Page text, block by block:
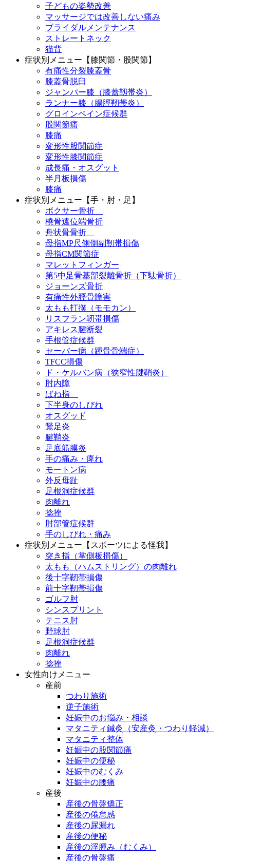
子どもの姿勢改善
マッサージでは改善しない痛み
ブライダルメンテナンス
ストレートネック
猫背
症状別メニュー【膝関節・股関節】
有痛性分裂膝蓋骨
膝蓋骨脱臼
ジャンパー膝（膝蓋靱帯炎）
ランナー膝（腸脛靭帯炎）
グロインペイン症候群
股関節痛
膝痛
変形性股関節症
変形性膝関節症
成長痛・オスグット
半月板損傷
膝痛
症状別メニュー【手・肘・足】
ボクサー骨折
橈骨遠位端骨折
舟状骨骨折
母指MP尺側側副靭帯損傷
母指CM関節症
マレットフィンガー
第5中足骨基部裂離骨折（下駄骨折）
ジョーンズ骨折
有痛性外脛骨障害
太もも打撲（モモカン）
リスフラン靭帯損傷
アキレス腱断裂
手根管症候群
セーバー病（踵骨骨端症）
TFCC損傷
ド・ケルバン病（狭窄性腱鞘炎）
肘内障
ばね指
下半身のしびれ
オスグッド
鵞足炎
腱鞘炎
足底筋膜炎
手の痛み・痺れ
モートン病
外反母趾
足根洞症候群
肉離れ
捻挫
肘部管症候群
手のしびれ・痛み
症状別メニュー【スポーツによる怪我】
突き指（掌側板損傷）
太もも（ハムストリング）の肉離れ
後十字靭帯損傷
前十字靭帯損傷
ゴルフ肘
シンスプリント
テニス肘
野球肘
足根洞症候群
肉離れ
捻挫
女性向けメニュー
産前
つわり施術
逆子施術
妊娠中のお悩み・相談
マタニティ鍼灸（安産灸・つわり軽減）
マタニティ整体
妊娠中の股関節痛
妊娠中の便秘
妊娠中のむくみ
妊娠中の腰痛
産後
産後の骨盤矯正
産後の倦怠感
産後の尿漏れ
産後の便秘
産後の浮腫み（むくみ）
産後の骨盤痛